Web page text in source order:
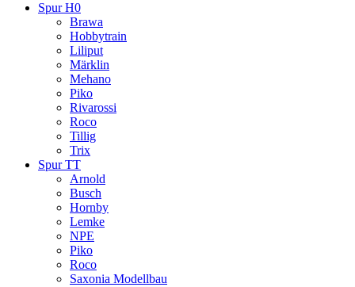
Spur H0
Brawa
Hobbytrain
Liliput
Märklin
Mehano
Piko
Rivarossi
Roco
Tillig
Trix
Spur TT
Arnold
Busch
Hornby
Lemke
NPE
Piko
Roco
Saxonia Modellbau